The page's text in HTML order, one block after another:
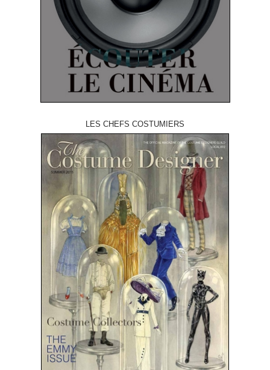
LES CHEFS COSTUMIERS